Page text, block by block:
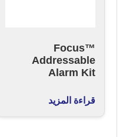
Focus™
Addressable
Alarm Kit
قراءة المزيد